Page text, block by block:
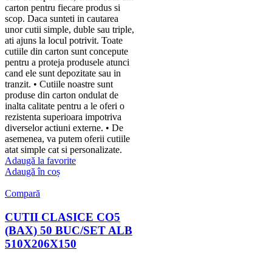
carton pentru fiecare produs si
scop. Daca sunteti in cautarea
unor cutii simple, duble sau triple,
ati ajuns la locul potrivit. Toate
cutiile din carton sunt concepute
pentru a proteja produsele atunci
cand ele sunt depozitate sau in
tranzit. • Cutiile noastre sunt
produse din carton ondulat de
inalta calitate pentru a le oferi o
rezistenta superioara impotriva
diverselor actiuni externe. • De
asemenea, va putem oferii cutiile
atat simple cat si personalizate.
Adaugă la favorite
Adaugă în coș
Compară
CUTII CLASICE CO5
(BAX) 50 BUC/SET ALB
510X206X150